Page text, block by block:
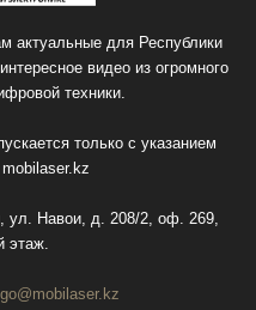
актуальные для Республики
видео из огромного
техники.
только с указанием
mobilaser.kz
ул. Навои, д. 208/2, оф. 269,
этаж.
go@mobilaser.kz